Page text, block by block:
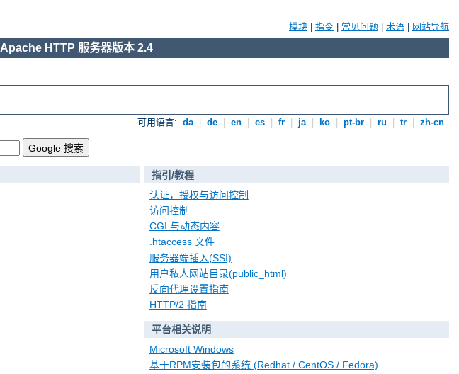
模块 指令 常见问题 术语 网站导航
Apache HTTP 服务器版本 2.4
可用语言: da de en es fr ja ko pt-br ru tr zh-cn
指引/教程
认证，授权与访问控制
访问控制
CGI 与动态内容
.htaccess 文件
服务器端插入(SSI)
用户私人网站目录(public_html)
反向代理设置指南
HTTP/2 指南
平台相关说明
Microsoft Windows
基于RPM安装包的系统 (Redhat / CentOS / Fedora)